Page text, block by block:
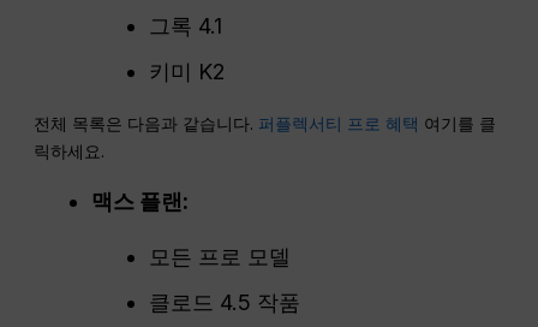
그록 4.1
키미 K2
전체 목록은 다음과 같습니다. 퍼플렉서티 프로 혜택 여기를 클
릭하세요.
맥스 플랜:
모든 프로 모델
클로드 4.5 작품